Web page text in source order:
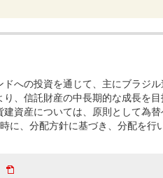
ドへの投資を通じて、主にブラジ
り、信託財産の中長期的な成長を
建資産については、原則として為
に、分配方針に基づき、分配を行